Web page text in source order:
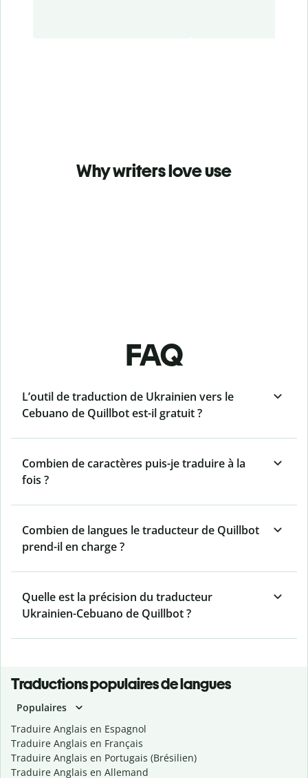
Why writers love use
FAQ
L’outil de traduction de Ukrainien vers le
Cebuano de Quillbot est-il gratuit ?
Combien de caractères puis-je traduire à la
fois ?
Combien de langues le traducteur de Quillbot
prend-il en charge ?
Quelle est la précision du traducteur
Ukrainien-Cebuano de Quillbot ?
Traductions populaires de langues
Populaires
Traduire Anglais en Espagnol
Traduire Anglais en Français
Traduire Anglais en Portugais (Brésilien)
Traduire Anglais en Allemand